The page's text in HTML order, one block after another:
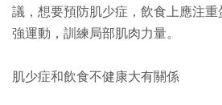
議，想要預防肌少症，飲食上應注
強運動，訓練局部肌肉力量。
肌少症和飲食不健康大有關係